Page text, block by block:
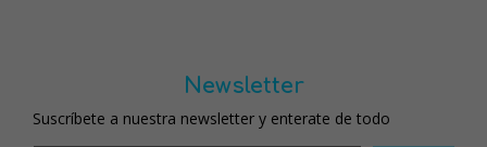
Newsletter
Suscríbete a nuestra newsletter y enterate de todo